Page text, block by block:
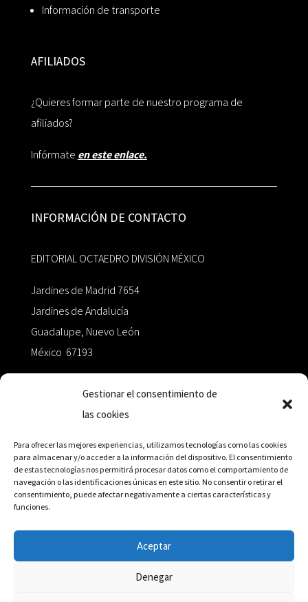
Gestionar el consentimiento de
las cookies
Para ofrecer las mejores experiencias, utilizamos tecnologías como las cookies
para almacenar y/o acceder a la información del dispositivo. El consentimiento
de estas tecnologías nos permitirá procesar datos como el comportamiento de
navegación o las identificaciones únicas en este sitio. No consentir o retirar el
consentimiento, puede afectar negativamente a ciertas características y
funciones.
Aceptar
Denegar
Información de transporte
AFILIADOS
¿Quieres formar parte de nuestro programa de
afiliados?
Infórmate en este enlace.
INFORMACIÓN DE CONTACTO
EDITORIAL OCTAEDRO DIVISIÓN MÉXICO
Jardines de Madrid 7654
Jardines de Andalucía
Guadalupe, Nuevo León
México 67193
+52 811.499.5638
RED DE DISTRIBUCIÓN
Distribuidores en México y Octaedro internacional
© Editorial Octaedro, 2026